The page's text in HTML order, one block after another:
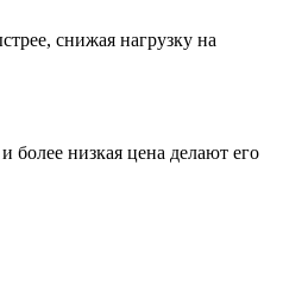
снижая нагрузку на
более низкая цена делают его